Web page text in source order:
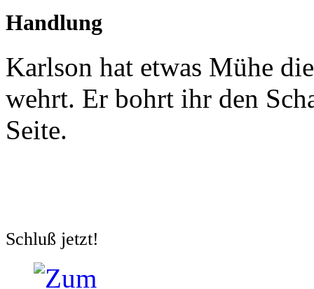
Handlung
Karlson hat etwas Mühe
wehrt. Er bohrt ihr den
Seite.
Schluß jetzt!